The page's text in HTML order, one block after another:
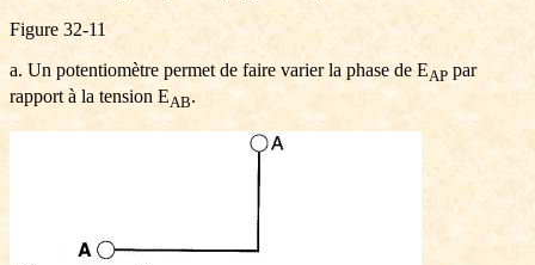
Figure 32-11
a. Un potentiomètre permet de faire varier la phase de EAP par
rapport à la tension EAB.